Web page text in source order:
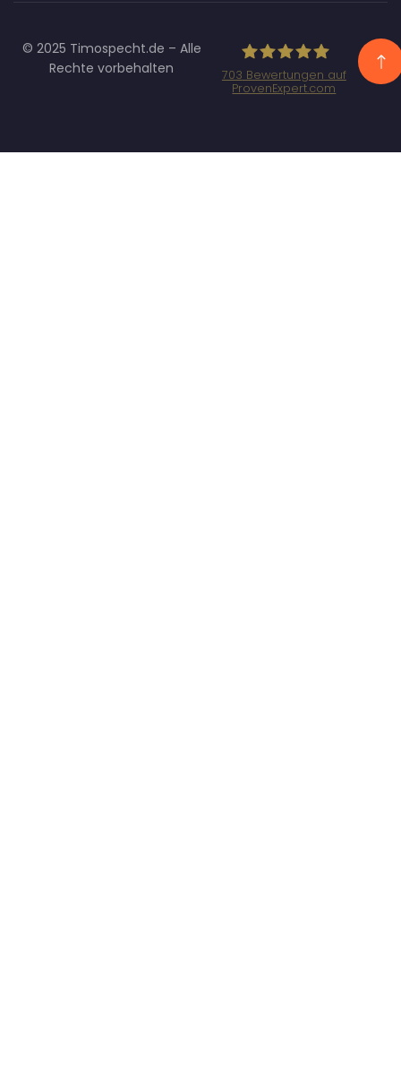
© 2025 Timospecht.de – Alle
Rechte vorbehalten
Marketing GmbH
703 Bewertungen auf
ProvenExpert.com